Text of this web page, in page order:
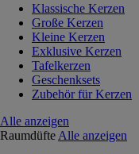
Klassische Kerzen
Große Kerzen
Kleine Kerzen
Exklusive Kerzen
Tafelkerzen
Geschenksets
Zubehör für Kerzen
Alle anzeigen
Raumdüfte Alle anzeigen